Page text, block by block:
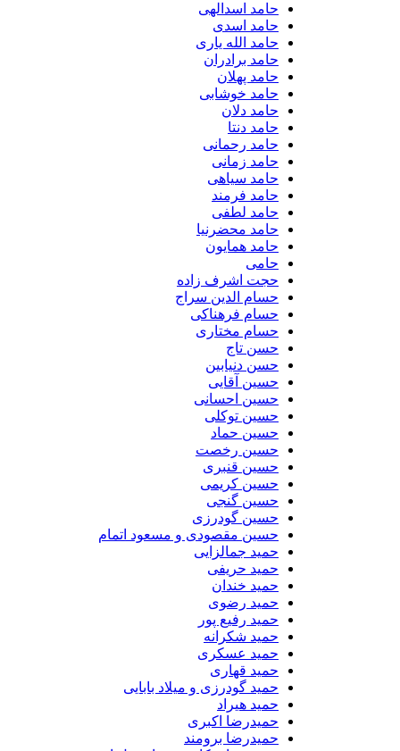
حامد اسدالهی
حامد اسدی
حامد الله یاری
حامد برادران
حامد پهلان
حامد خوشابی
حامد دلان
حامد دنتا
حامد رحمانی
حامد زمانی
حامد سیاهی
حامد فرمند
حامد لطفی
حامد محضرنیا
حامد همایون
حجت اشرف زاده
حسام الدین سراج
حسام فرهناکی
حسام مختاری
حسن تاج
حسن دنیابین
حسین آقایی
حسین احسانی
حسین توکلی
حسین حماد
حسین رخصت
حسین قنبری
حسین کریمی
حسین گنجی
حسین گودرزی
حسین مقصودی و مسعود اتمام
حمید جمالزایی
حمید حریفی
حمید خندان
حمید رضوی
حمید رفیع پور
حمید شکرانه
حمید عسکری
حمید قهاری
حمید گودرزی و میلاد بابایی
حمید هیراد
حمیدرضا اکبری
حمیدرضا برومند